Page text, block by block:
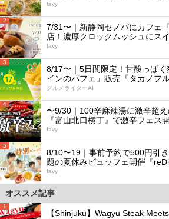
favy
2
7/31〜｜新静岡セノバにカフェ
店！濃厚クロックムッシュにス
favy
3
8/17〜｜5日間限定！甘酸っぱ
インのパフェ」販売『タカノフ
グルメライターAI
4
〜9/30｜100辛麻辣湯に激辛超え
『富山北口横丁』で激辛フェス
favy
5
8/10〜19｜事前予約で500円引
題の夏休みビュッフェ開催『
favy
オススメ記事
1
【Shinjuku】Wagyu Steak